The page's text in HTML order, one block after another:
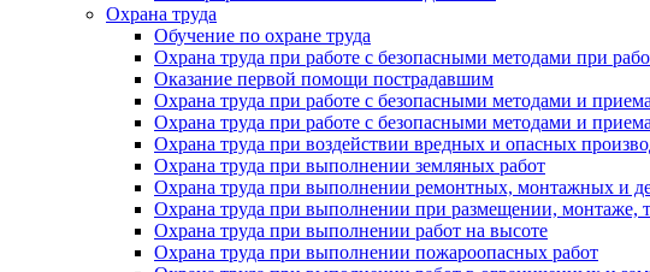
Охрана труда
Обучение по охране труда
Охрана труда при работе с безопасными методами при
Оказание первой помощи пострадавшим
Охрана труда при работе с безопасными методами и
Охрана труда при работе с безопасными методами и
Охрана труда при воздействии вредных и опасных
Охрана труда при выполнении земляных работ
Охрана труда при выполнении ремонтных, монтажных и
Охрана труда при выполнении при размещении, монтаже,
Охрана труда при выполнении работ на высоте
Охрана труда при выполнении пожароопасных работ